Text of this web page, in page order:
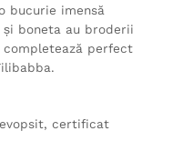
bucurie imensă
boneta au broderii
perfect
certificat